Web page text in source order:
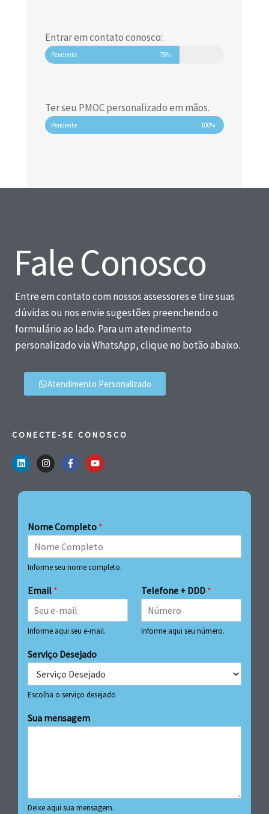
Entrar em contato conosco:
Pendente 75%
Ter seu PMOC personalizado em mãos.
Pendente 100%
Fale Conosco
Entre em contato com nossos assessores e tire suas
dúvidas ou nos envie sugestões preenchendo o
formulário ao lado. Para um atendimento
personalizado via WhatsApp, clique no botão abaixo.
Atendimento Personalizado
CONECTE-SE CONOSCO
Nome Completo *
Informe seu nome completo.
Email *
Informe aqui seu e-mail.
Telefone + DDD *
Informe aqui seu número.
Serviço Desejado
Escolha o serviço desejado
Sua mensagem
Deixe aqui sua mensagem.